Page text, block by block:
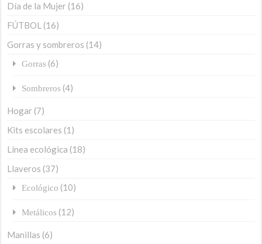
Día de la Mujer (16)
FÚTBOL (16)
Gorras y sombreros (14)
Gorras (6)
Sombreros (4)
Hogar (7)
Kits escolares (1)
Línea ecológica (18)
Llaveros (37)
Ecológico (10)
Metálicos (12)
Manillas (6)